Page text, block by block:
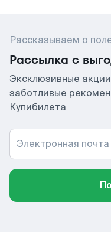
Рассказываем о
Рассылка с
Эксклюзивные
заботливые
Купибилета
Электронная почта